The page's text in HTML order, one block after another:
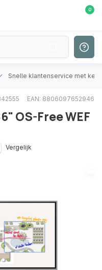
0
Snelle klantenservice met
EAN: 8806097652946
OS-Free WEF
Vergelijk